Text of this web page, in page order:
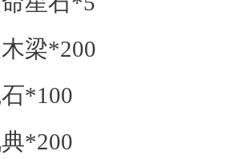
梁*200
*100
*200